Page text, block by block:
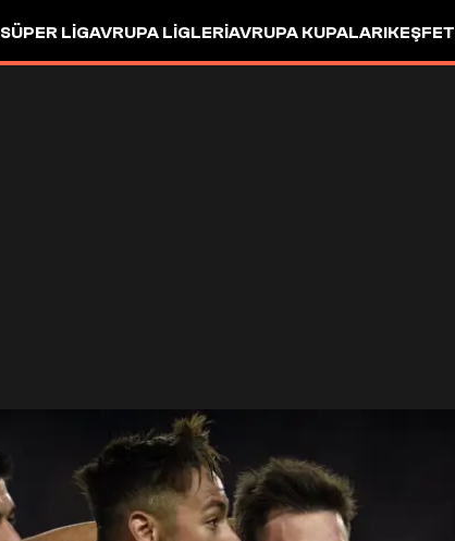
SÜPER LIGAVRUPA LIGLERIAVRUPA KUPALARIKEŞFET